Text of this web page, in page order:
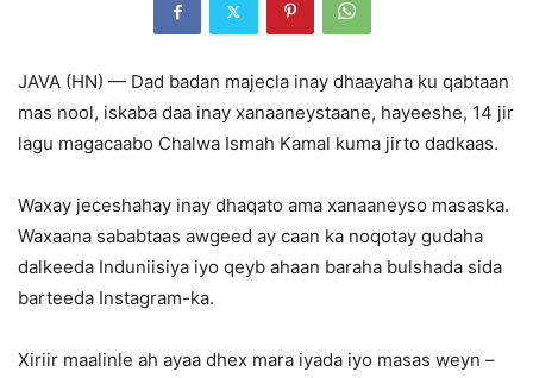
JAVA (HN) — Dad badan majecla inay dhaayaha ku qabtaan
mas nool, iskaba daa inay xanaaneystaane, hayeeshe, 14 jir
lagu magacaabo Chalwa Ismah Kamal kuma jirto dadkaas.
Waxay jeceshahay inay dhaqato ama xanaaneyso masaska.
Waxaana sababtaas awgeed ay caan ka noqotay gudaha
dalkeeda Induniisiya iyo qeyb ahaan baraha bulshada sida
barteeda Instagram-ka.
Xiriir maalinle ah ayaa dhex mara iyada iyo masas weyn –